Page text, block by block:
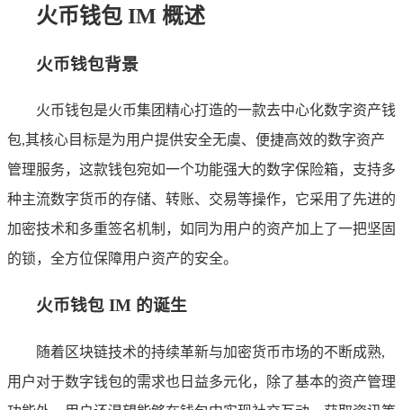
火币钱包 IM 概述
火币钱包背景
火币钱包是火币集团精心打造的一款去中心化数字资产钱
包,其核心目标是为用户提供安全无虞、便捷高效的数字资产
管理服务，这款钱包宛如一个功能强大的数字保险箱，支持多
种主流数字货币的存储、转账、交易等操作，它采用了先进的
加密技术和多重签名机制，如同为用户的资产加上了一把坚固
的锁，全方位保障用户资产的安全。
火币钱包 IM 的诞生
随着区块链技术的持续革新与加密货币市场的不断成熟,
用户对于数字钱包的需求也日益多元化，除了基本的资产管理